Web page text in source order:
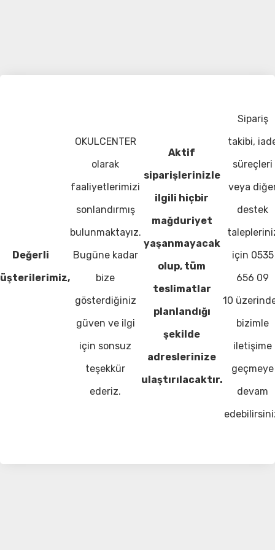
Değerli
OKULCENTER
olarak
faaliyetlerimizi
sonlandırmış
bulunmaktayız.
Bugüne kadar
bize
gösterdiğiniz
güven ve ilgi
için sonsuz
teşekkür
ederiz.
Aktif
siparişlerinizle
ilgili hiçbir
mağduriyet
yaşanmayacak
olup, tüm
teslimatlar
planlandığı
şekilde
adreslerinize
ulaştırılacaktır.
Sipariş
takibi,
süreçleri
veya
destek
için 0535
656 09
10
bizimle
iletişime
geçmeye
devam